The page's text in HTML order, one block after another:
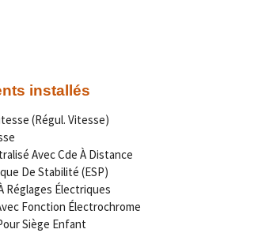
installés
(Régul. Vitesse)
Avec Cde À Distance
De Stabilité (ESP)
Réglages Électriques
Fonction Électrochrome
Siège Enfant